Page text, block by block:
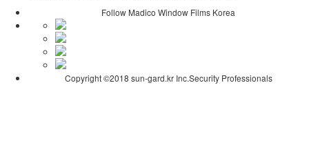
Follow Madico Window Films Korea
Copyright ©2018 sun-gard.kr Inc.Security Professionals